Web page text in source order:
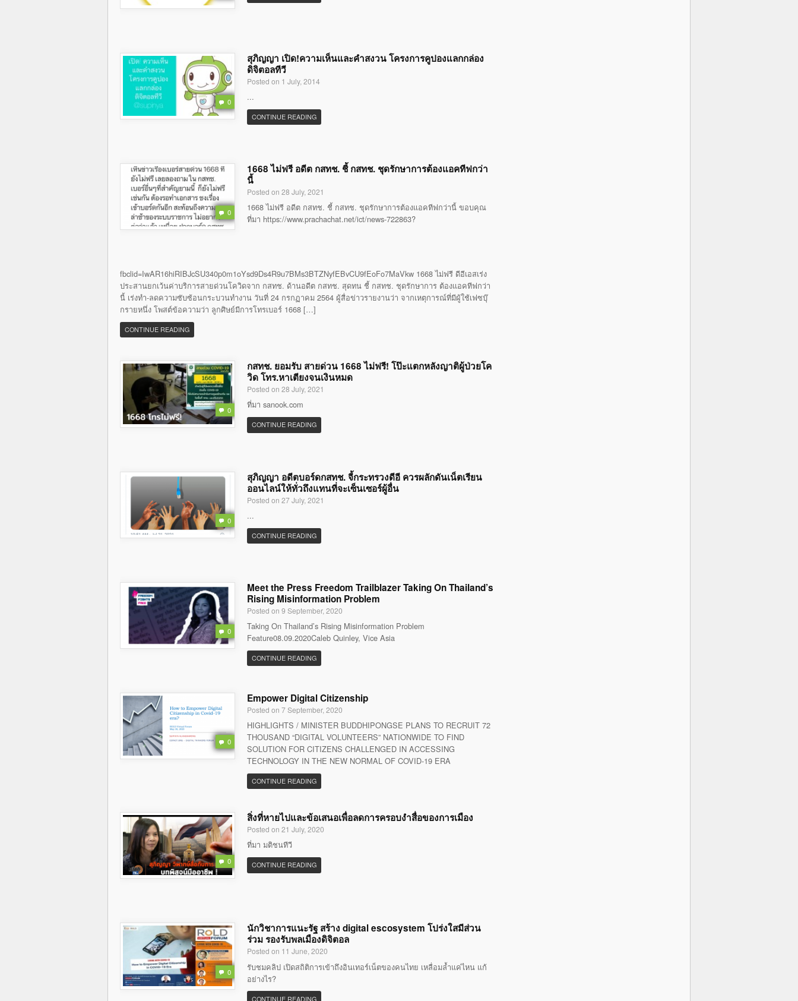
0
สุภิญญา เปิด!ความเห็นและคำสงวน โครงการคูปองแลกกล่อง
ดิจิตอลทีวี
Posted on 1 July, 2014
...
CONTINUE READING
0
1668 ไม่ฟรี อดีต กสทช. ชี้ กสทช. ชุดรักษาการต้องแอคทีฟกว่า
นี้
Posted on 28 July, 2021
1668 ไม่ฟรี อดีต กสทช. ชี้ กสทช. ชุดรักษาการต้องแอคทีฟกว่านี้ ขอบคุณ
ที่มา https://www.prachachat.net/ict/news-722863?
fbclid=IwAR16hiRIBJcSU340p0m1oYsd9Ds4R9u7BMs3BTZNyfEBvCU9fEoFo7MaVkw 1668 ไม่ฟรี ดีอีเอสเร่ง
ประสานยกเว้นค่าบริการสายด่วนโควิดจาก กสทช. ด้านอดีต กสทช. สุดทน ชี้ กสทช. ชุดรักษาการ ต้องแอคทีฟกว่า
นี้ เร่งทำ-ลดความซับซ้อนกระบวนทำงาน วันที่ 24 กรกฏาคม 2564 ผู้สื่อข่าวรายงานว่า จากเหตุการณ์ที่มีผู้ใช้เฟซบุ๊
กรายหนึ่ง โพสต์ข้อความว่า ลูกศิษย์มีการโทรเบอร์ 1668 […]
CONTINUE READING
0
กสทช. ยอมรับ สายด่วน 1668 ไม่ฟรี! โป๊ะแตกหลังญาติผู้ป่วยโค
วิด โทร.หาเตียงจนเงินหมด
Posted on 28 July, 2021
ที่มา sanook.com
CONTINUE READING
0
สุภิญญา อดีตบอร์ดกสทช. จี้กระทรวงดีอี ควรผลักดันเน็ตเรียน
ออนไลน์ให้ทั่วถึงแทนที่จะเซ็นเซอร์ผู้อื่น
Posted on 27 July, 2021
...
CONTINUE READING
0
Meet the Press Freedom Trailblazer Taking On Thailand’s
Rising Misinformation Problem
Posted on 9 September, 2020
Taking On Thailand’s Rising Misinformation Problem
Feature08.09.2020Caleb Quinley, Vice Asia
CONTINUE READING
0
Empower Digital Citizenship
Posted on 7 September, 2020
HIGHLIGHTS / MINISTER BUDDHIPONGSE PLANS TO RECRUIT 72
THOUSAND “DIGITAL VOLUNTEERS” NATIONWIDE TO FIND
SOLUTION FOR CITIZENS CHALLENGED IN ACCESSING
TECHNOLOGY IN THE NEW NORMAL OF COVID-19 ERA
CONTINUE READING
0
สิ่งที่หายไปและข้อเสนอเพื่อลดการครอบงำสื่อของการเมือง
Posted on 21 July, 2020
ที่มา มติชนทีวี
CONTINUE READING
0
นักวิชาการแนะรัฐ สร้าง digital escosystem โปร่งใสมีส่วน
ร่วม รองรับพลเมืองดิจิตอล
Posted on 11 June, 2020
รับชมคลิป เปิดสถิติการเข้าถึงอินเทอร์เน็ตของคนไทย เหลื่อมล้ำแค่ไหน แก้
อย่างไร?
CONTINUE READING